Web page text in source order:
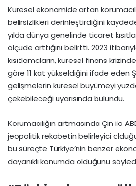
Küresel ekonomide artan
belirsizlikleri derinleştirdiğini
yılda dünya genelinde ticaret
ölçüde arttığını belirtti. 2023
kısıtlamaların, küresel finans
göre 11 kat yükseldiğini ifade eden
gelişmelerin küresel büyümeyi
çekebileceği uyarısında bulundu.
Korumacılığın artmasında Çin ile
jeopolitik rekabetin belirleyici
bu süreçte Türkiye’nin benzer
dayanıklı konumda olduğunu